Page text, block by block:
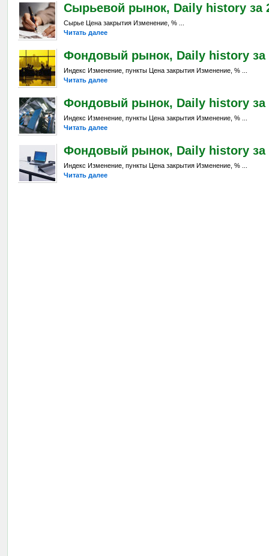
Сырьевой рынок, Daily history за
Сырье Цена закрытия Изменение, % ...
Читать далее
Фондовый рынок, Daily history за
Индекс Изменение, пункты Цена закрытия Изменение, % ...
Читать далее
Фондовый рынок, Daily history за
Индекс Изменение, пункты Цена закрытия Изменение, % ...
Читать далее
Фондовый рынок, Daily history за
Индекс Изменение, пункты Цена закрытия Изменение, % ...
Читать далее